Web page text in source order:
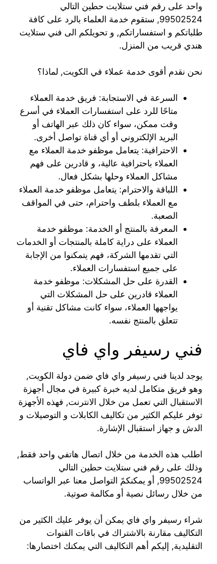
واحد على رقم فني ستلايت حطين التالي
99502524, ستقوم خدمة العلماء بالرد على كافة
طلباتكم و استفساراتكم, و تحويلكم الى فني ستلايت
هندي قريب من المنزل.
نحن نقدم أقوى خدمة عملاء في الكويت, لماذا؟
السرعة في الاستجابة: فريق خدمة العملاء
متاحًا للرد على استفسارات العملاء في أسرع
وقت ممكن، سواء كان ذلك عبر الهاتف أو
البريد الإلكتروني أو أي قناة تواصل أخرى.
الاحترافية: يتعامل موظفو خدمة العملاء مع
العملاء باحترافية عالية، و قادرين على فهم
مشاكل العملاء وحلها بشكل فعال.
اللباقة والاحترام: يتعامل موظفو خدمة العملاء
مع العملاء بلطف واحترام، حتى في المواقف
الصعبة.
المعرفة بالمنتج أو الخدمة: موظفو خدمة
العملاء على دراية كاملة بالمنتجات أو الخدمات
التي تقدمها الشركة، فهم يتمكنوا من الإجابة
على جميع استفسارات العملاء.
القدرة على حل المشكلات: موظفو خدمة
العملاء قادرين على حل المشكلات التي
يواجهها العملاء، سواء كانت مشاكل تقنية أو
تتعلق بالمنتج نفسه.
فني رسيفر واي فاي
يوجد لدينا فني رسيفر واي فاي ضمن دولة الكويت,
وهو فريق متكامل لديه خبرة كبيرة في مجال أجهزة
الاستقبال التي تعمل من خلال الانترنت, فهذه الأجهزة
توفر عليكم الكثير من تكاليف الكابلات و التوصيلات و
الدش و جهاز استقبال الإشارة.
اطلب هذه الخدمة من خلال اتصال هاتفي واحد فقط,
وذلك على رقم فني ستلايت حطين التالي
99502524, أو يمكنكمً التواصل معنا عبر الواتساب
من خلال رسائل نصية أو مكالمة صوتية.
شراء رسيفر واي فاي يمكن أن يوفر عليك الكثير من
التكاليف مقارنة بالاشتراك في باقات القنوات
التقليدية, إليكم أهم التكاليف التي يمكنك اختصارها: